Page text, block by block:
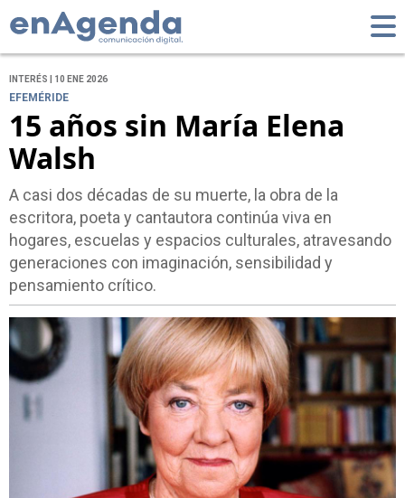
INTERÉS | 10 ENE 2026
EFEMÉRIDE
15 años sin María Elena
Walsh
A casi dos décadas de su muerte, la obra de la
escritora, poeta y cantautora continúa viva en
hogares, escuelas y espacios culturales, atravesando
generaciones con imaginación, sensibilidad y
pensamiento crítico.